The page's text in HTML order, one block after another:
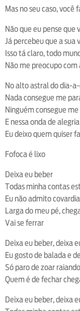
Mas no seu caso, você
Não que eu pense que
Já percebeu que a sua
Isso tá claro, todo
Não me preocupo com
No alto astral do dia-
Nada consegue me
Ninguém consegue
E nessa onda de alegria
Eu deixo quem quiser
Fofoca é lixo
Deixa eu beber
Todas minha contas
Eu não admito covardia
Larga do meu pé,
Vai se ferrar
Deixa eu beber, deixa
Eu gosto de balada e
Só paro de zoar
Quem é de fechar
Deixa eu beber, deixa